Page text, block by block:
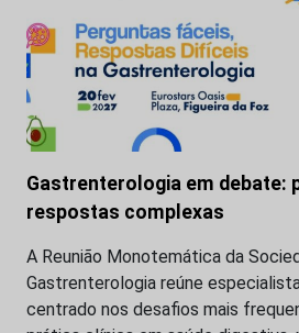
Gastrenterologia em debate:
respostas complexas
A Reunião Monotemática da
Gastrenterologia reúne
centrado nos desafios mais